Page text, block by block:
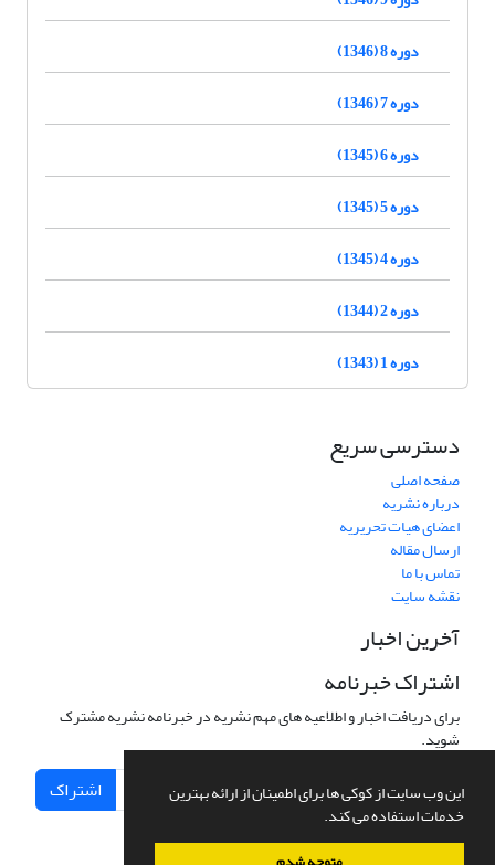
این وب سایت از کوکی ها برای اطمینان از ارائه بهترین
خدمات استفاده می کند.
دوره 8 (1346)
دوره 7 (1346)
دوره 6 (1345)
دوره 5 (1345)
دوره 4 (1345)
دوره 2 (1344)
دوره 1 (1343)
دسترسی سریع
صفحه اصلی
درباره نشریه
اعضای هیات تحریریه
ارسال مقاله
تماس با ما
نقشه سایت
آخرین اخبار
اشتراک خبرنامه
برای دریافت اخبار و اطلاعیه های مهم نشریه در خبرنامه نشریه مشترک
شوید.
اشتراک